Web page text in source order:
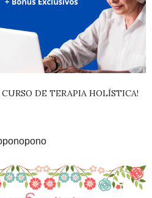
DE TERAPIA HOLÍSTICA!